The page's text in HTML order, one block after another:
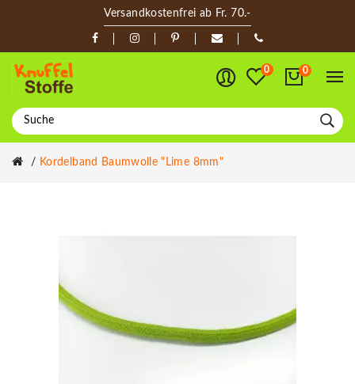
Versandkostenfrei ab Fr. 70.-
0 0
Kordelband Baumwolle "Lime 8mm"